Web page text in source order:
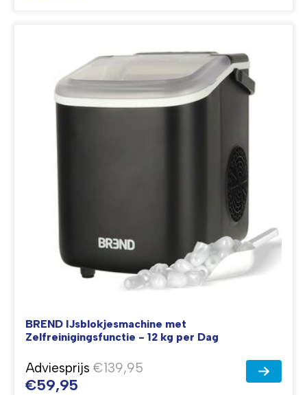
BREND IJsblokjesmachine met
Zelfreinigingsfunctie - 12 kg per Dag
Adviesprijs €139,95
€59,95